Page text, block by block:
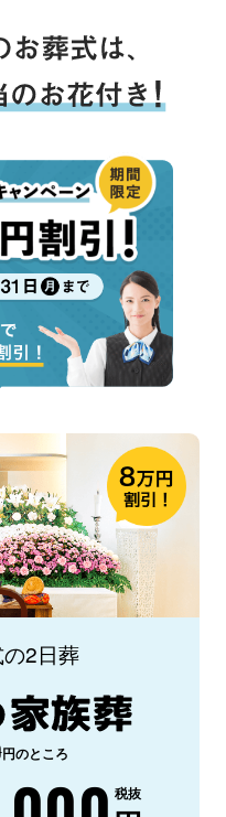
2日葬
円のところ
税抜